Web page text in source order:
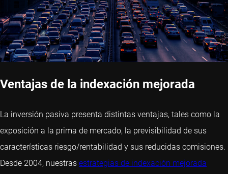
Ventajas de la indexación mejorada
La inversión pasiva presenta distintas ventajas, tales como la
exposición a la prima de mercado, la previsibilidad de sus
características riesgo/rentabilidad y sus reducidas comisiones.
Desde 2004, nuestras estrategias de indexación mejorada